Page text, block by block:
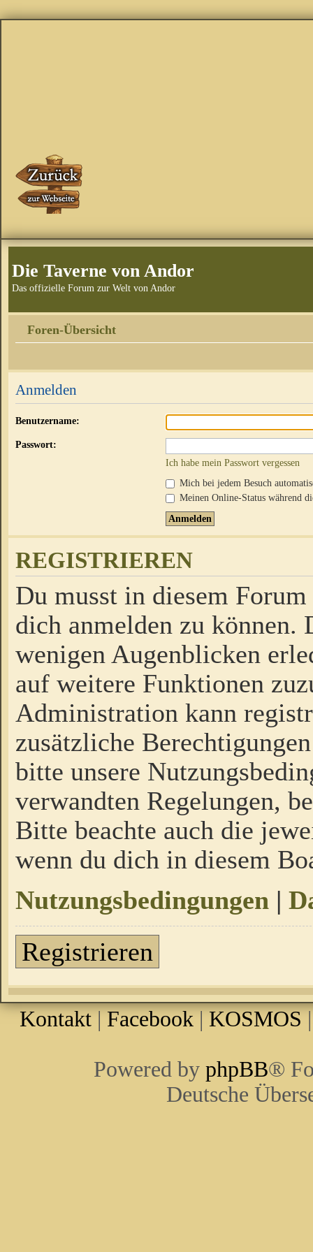
Die Taverne von Andor
Das offizielle Forum zur Welt von Andor
Foren-Übersicht
Anmelden
Benutzername:
Passwort:
Ich habe mein Passwort vergessen
Mich bei jedem Besuch
Meinen Online-Status während
REGISTRIEREN
Du musst in diesem
dich anmelden zu
wenigen Augenblicken
auf weitere Funktionen
Administration kann
zusätzliche
bitte unsere
verwandten Regelungen,
Bitte beachte auch die
wenn du dich in diesem
Nutzungsbedingungen |
Registrieren
Kontakt | Facebook | KOSMOS
Powered by phpBB®
Deutsche